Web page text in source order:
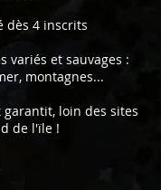
dès 4 inscrits
variés et sauvages :
montagnes...
loin des sites
de l'ïle !